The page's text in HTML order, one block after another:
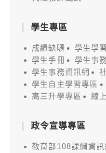
學生專區
成績缺曠
學生學
學生手冊
學生事
學生事務資訊網
學生自主學習專區
高三升學專區
線
政令宣導專區
教育部108課綱資訊